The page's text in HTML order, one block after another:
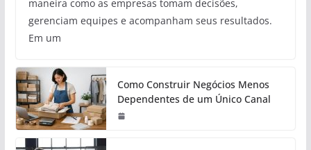
maneira como as empresas tomam decisões,
gerenciam equipes e acompanham seus resultados.
Em um
Como Construir Negócios Menos
Dependentes de um Único Canal